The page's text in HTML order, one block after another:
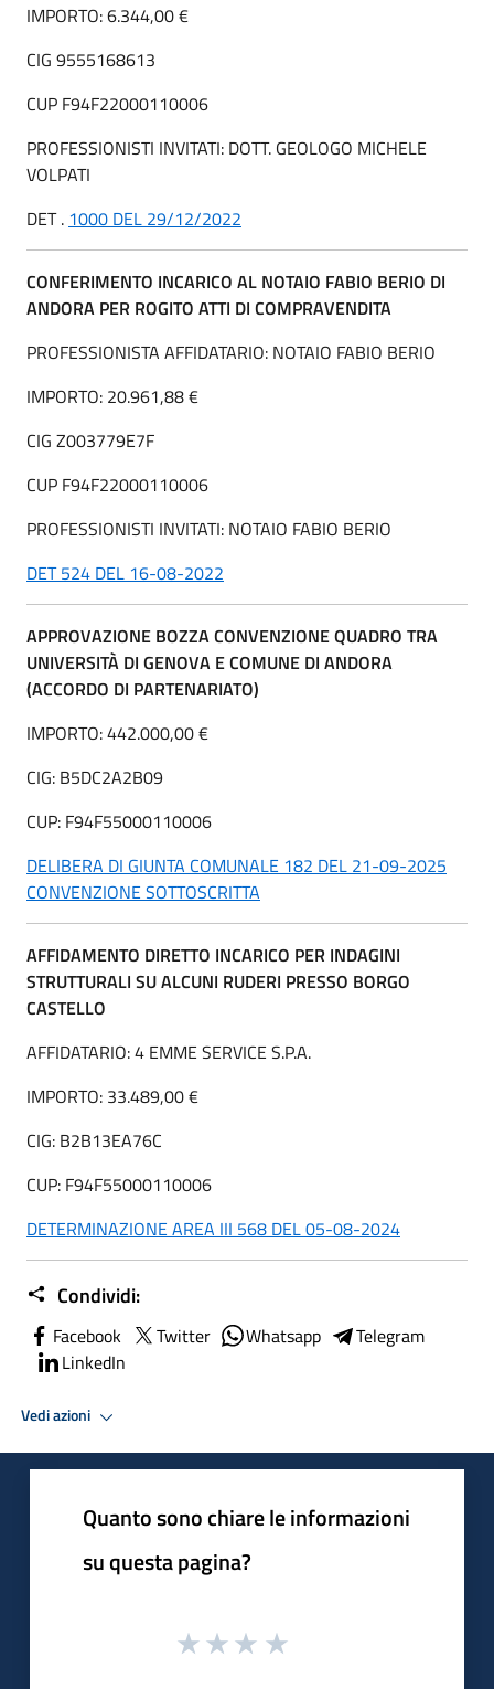
IMPORTO: 6.344,00 €
CIG 9555168613
CUP F94F22000110006
PROFESSIONISTI INVITATI: DOTT. GEOLOGO MICHELE
VOLPATI
DET . 1000 DEL 29/12/2022
CONFERIMENTO INCARICO AL NOTAIO FABIO BERIO DI
ANDORA PER ROGITO ATTI DI COMPRAVENDITA
PROFESSIONISTA AFFIDATARIO: NOTAIO FABIO BERIO
IMPORTO: 20.961,88 €
CIG Z003779E7F
CUP F94F22000110006
PROFESSIONISTI INVITATI: NOTAIO FABIO BERIO
DET 524 DEL 16-08-2022
APPROVAZIONE BOZZA CONVENZIONE QUADRO TRA
UNIVERSITÀ DI GENOVA E COMUNE DI ANDORA
(ACCORDO DI PARTENARIATO)
IMPORTO: 442.000,00 €
CIG: B5DC2A2B09
CUP: F94F55000110006
DELIBERA DI GIUNTA COMUNALE 182 DEL 21-09-2025
CONVENZIONE SOTTOSCRITTA
AFFIDAMENTO DIRETTO INCARICO PER INDAGINI
STRUTTURALI SU ALCUNI RUDERI PRESSO BORGO
CASTELLO
AFFIDATARIO: 4 EMME SERVICE S.P.A.
IMPORTO: 33.489,00 €
CIG: B2B13EA76C
CUP: F94F55000110006
DETERMINAZIONE AREA III 568 DEL 05-08-2024
Condividi:
Facebook Twitter Whatsapp
Telegram
LinkedIn
Vedi azioni
Quanto sono chiare le informazioni
su questa pagina?